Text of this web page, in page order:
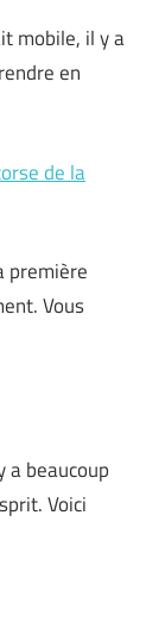
mobile, il y a
en
de la
première
Vous
a beaucoup
Voici